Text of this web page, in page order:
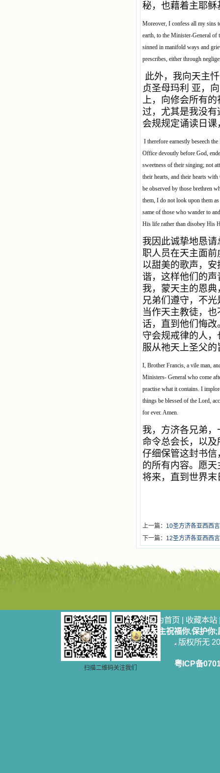
秘，也藉着主耶
Moreover, I confess all my sins
earth, to the Minister-General of
sinned in manifold ways and
prescribes, either through
此外，我向天主
贞圣母玛利 亚，
上，向修会所有
过，尤其是我没
会规规定诵读日
I therefore earnestly beseech
Office devoutly before God,
sweetness of their singing; not
their hearts, and their hearts
be observed by those brethren
them, I do not look upon them
same of those who wander to
His life rather than disobey His
我因此诚挚地恳
职人员在天主面
以甜美的歌声，
谐，这样他们的
我，蒙天主的恩
兄弟们遵守，不
当作天主教徒，
话，直到他们悔
守会规戒律的人
服从祂天上圣父的
I, Brother Francis, a vile man,
Ministers- General who come
practise what it contains. I
things be blessed of the Lord,
for ever. Amen.
我，方济各兄弟
命令总会长，以
仔细保管这封书
的所有内容。愿
将来，直到世界
上一篇： 10圣方济各亚西西
下一篇： 12圣方济各亚西西
扫描二维码关注我们
设为首页 | 收藏本站
愿天主祝福你,保护你
版权所无
粤ICP备